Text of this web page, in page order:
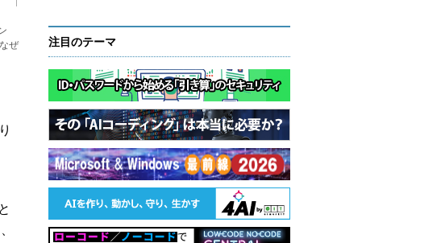
ぜ
注目のテーマ